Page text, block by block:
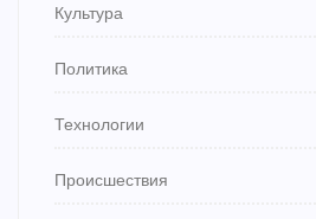
Культура
Политика
Технологии
Происшествия